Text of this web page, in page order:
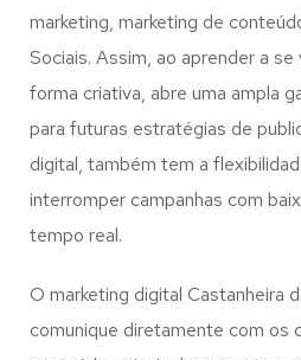
marketing, marketing de
Sociais. Assim, ao aprender a
forma criativa, abre uma ampla
para futuras estratégias de
digital, também tem a
interromper campanhas com
tempo real.
O marketing digital Castanheira
comunique diretamente com os